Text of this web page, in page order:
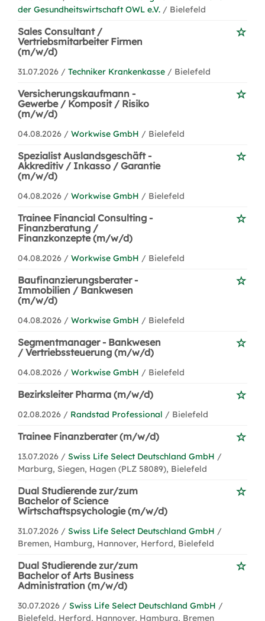
der Gesundheitswirtschaft OWL e.V. / Bielefeld
Sales Consultant /
Vertriebsmitarbeiter Firmen
(m/w/d)
31.07.2026 / Techniker Krankenkasse / Bielefeld
Versicherungskaufmann -
Gewerbe / Komposit / Risiko
(m/w/d)
04.08.2026 / Workwise GmbH / Bielefeld
Spezialist Auslandsgeschäft -
Akkreditiv / Inkasso / Garantie
(m/w/d)
04.08.2026 / Workwise GmbH / Bielefeld
Trainee Financial Consulting -
Finanzberatung /
Finanzkonzepte (m/w/d)
04.08.2026 / Workwise GmbH / Bielefeld
Baufinanzierungsberater -
Immobilien / Bankwesen
(m/w/d)
04.08.2026 / Workwise GmbH / Bielefeld
Segmentmanager - Bankwesen
/ Vertriebssteuerung (m/w/d)
04.08.2026 / Workwise GmbH / Bielefeld
Bezirksleiter Pharma (m/w/d)
02.08.2026 / Randstad Professional / Bielefeld
Trainee Finanzberater (m/w/d)
13.07.2026 / Swiss Life Select Deutschland GmbH /
Marburg, Siegen, Hagen (PLZ 58089), Bielefeld
Dual Studierende zur/zum
Bachelor of Science
Wirtschaftspsychologie (m/w/d)
31.07.2026 / Swiss Life Select Deutschland GmbH /
Bremen, Hamburg, Hannover, Herford, Bielefeld
Dual Studierende zur/zum
Bachelor of Arts Business
Administration (m/w/d)
30.07.2026 / Swiss Life Select Deutschland GmbH /
Bielefeld, Herford, Hannover, Hamburg, Bremen